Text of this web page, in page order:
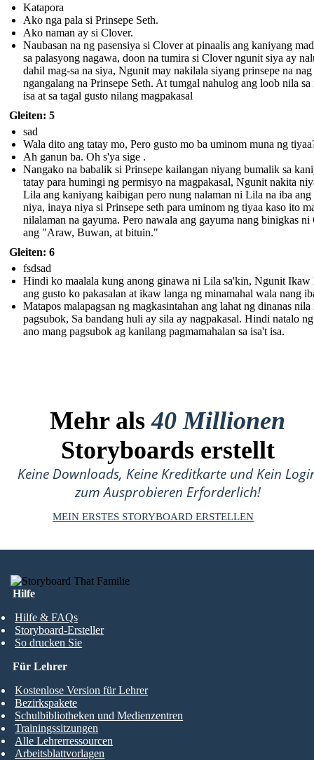
Katapora
Ako nga pala si Prinsepe Seth.
Ako naman ay si Clover.
Naubasan na ng pasensiya si Clover at pinaalis ang kaniyang
sa palasyong nagawa, doon na tumira si Clover ngunit siya ay
dahil mag-sa na siya, Ngunit may nakilala siyang prinsepe na nag
ngangalang na Prinsepe Seth. At tumgal nahulog ang loob nila sa
isa at sa tagal gusto nilang magpakasal
Gleiten: 5
sad
Wala dito ang tatay mo, Pero gusto mo ba uminom muna ng
Ah ganun ba. Oh s'ya sige .
Nangako na babalik si Prinsepe kailangan niyang bumalik sa
tatay para humingi ng permisyo na magpakasal, Ngunit nakita
Lila ang kaniyang kaibigan pero nung nalaman ni Lila na iba ang
niya, inaya niya si Prinsepe seth para uminom ng tiyaa kaso ito
nilalaman na gayuma. Pero nawala ang gayuma nang binigkas ni
ang "Araw, Buwan, at bituin."
Gleiten: 6
fsdsad
Hindi ko maalala kung anong ginawa ni Lila sa'kin, Ngunit Ikaw
ang gusto ko pakasalan at ikaw langa ng minamahal wala nang
Matapos malapagsan ng magkasintahan ang lahat ng dinanas nila
pagsubok, Sa bandang huli ay sila ay nagpakasal. Hindi natalo
ano mang pagsubok ag kanilang pagmamahalan sa isa't isa.
Mehr als40 Millionen
Storyboards erstellt
Keine Downloads, Keine Kreditkarte und Kein
zum Ausprobieren Erforderlich!
MEIN ERSTES STORYBOARD ERSTELLEN
Hilfe
Hilfe & FAQs
Storyboard-Ersteller
So drucken Sie
Für Lehrer
Kostenlose Version für Lehrer
Bezirkspakete
Schulbibliotheken und Medienzentren
Trainingssitzungen
Alle Lehrerressourcen
Arbeitsblattvorlagen